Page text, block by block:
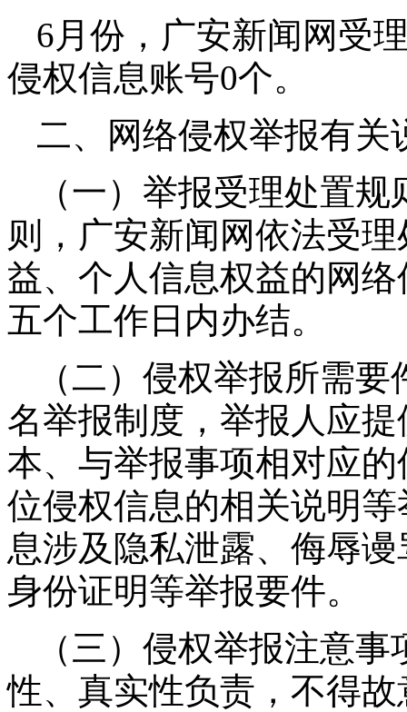
6月份，广安新闻网受
侵权信息账号0个。
二、网络侵权举报有关
（一）举报受理处置
则，广安新闻网依法受
益、个人信息权益的网
五个工作日内办结。
（二）侵权举报所需
名举报制度，举报人应
本、与举报事项相对应
位侵权信息的相关说明
息涉及隐私泄露、侮辱
身份证明等举报要件。
（三）侵权举报注意
性、真实性负责，不得